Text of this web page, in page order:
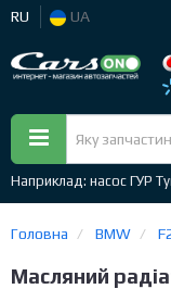
RU UA
Наприклад: насос ГУР
Головна BMW
Масляний